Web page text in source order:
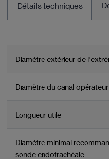
Détails techniques
Diamètre extérieur de
Diamètre du canal opérateur
Longueur utile
Diamètre minimal
sonde endotrachéale